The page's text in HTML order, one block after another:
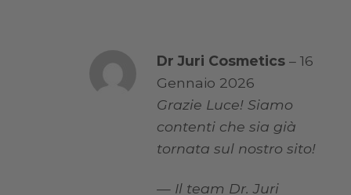
Dr Juri Cosmetics – 16
Gennaio 2026
Grazie Luce! Siamo
contenti che sia già
tornata sul nostro sito!
— Il team Dr. Juri